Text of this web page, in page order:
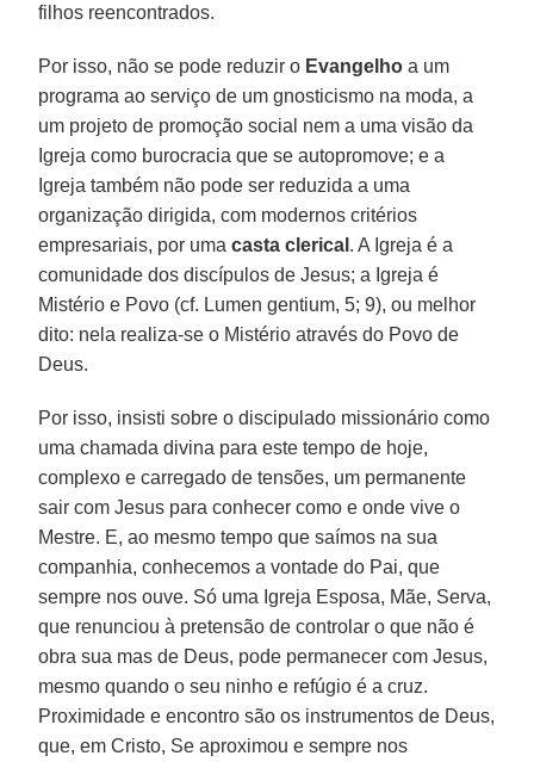
filhos reencontrados.
Por isso, não se pode reduzir o Evangelho a um
programa ao serviço de um gnosticismo na moda, a
um projeto de promoção social nem a uma visão da
Igreja como burocracia que se autopromove; e a
Igreja também não pode ser reduzida a uma
organização dirigida, com modernos critérios
empresariais, por umacasta clerical . A Igreja é a
comunidade dos discípulos de Jesus; a Igreja é
Mistério e Povo (cf. Lumen gentium, 5; 9), ou melhor
dito: nela realiza-se o Mistério através do Povo de
Deus.
Por isso, insisti sobre o discipulado missionário como
uma chamada divina para este tempo de hoje,
complexo e carregado de tensões, um permanente
sair com Jesus para conhecer como e onde vive o
Mestre. E, ao mesmo tempo que saímos na sua
companhia, conhecemos a vontade do Pai, que
sempre nos ouve. Só uma Igreja Esposa, Mãe, Serva,
que renunciou à pretensão de controlar o que não é
obra sua mas de Deus, pode permanecer com Jesus,
mesmo quando o seu ninho e refúgio é a cruz.
Proximidade e encontro são os instrumentos de Deus,
que, em Cristo, Se aproximou e sempre nos